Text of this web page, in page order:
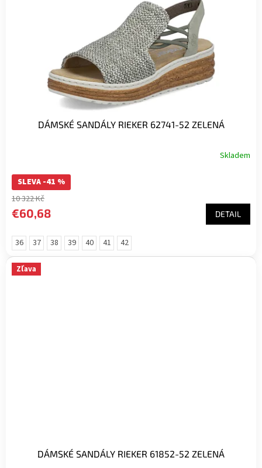
DÁMSKÉ SANDÁLY RIEKER 62741-52 ZELENÁ
Skladem
SLEVA -41 %
10 322 Kč
€60,68 DETAIL
36 37 38 39 40 41 42
Zľava
DÁMSKÉ SANDÁLY RIEKER 61852-52 ZELENÁ